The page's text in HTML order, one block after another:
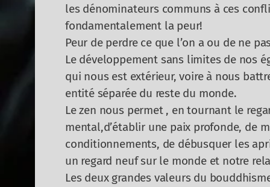
les dénominateurs communs à ces
fondamentalement la peur!
Peur de perdre ce que l’on a ou de ne
Le développement sans limites de nos
qui nous est extérieur, voire à nous
entité séparée du reste du monde.
Le zen nous permet , en tournant le
mental,d’établir une paix profonde, de
conditionnements, de débusquer les
un regard neuf sur le monde et notre
Les deux grandes valeurs du